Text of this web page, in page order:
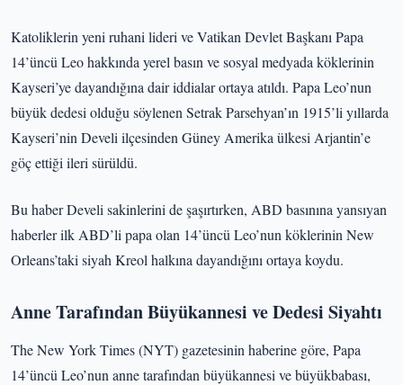
Katoliklerin yeni ruhani lideri ve Vatikan Devlet Başkanı Papa
14’üncü Leo hakkında yerel basın ve sosyal medyada köklerinin
Kayseri’ye dayandığına dair iddialar ortaya atıldı. Papa Leo’nun
büyük dedesi olduğu söylenen Setrak Parsehyan’ın 1915’li yıllarda
Kayseri’nin Develi ilçesinden Güney Amerika ülkesi Arjantin’e
göç ettiği ileri sürüldü.
Bu haber Develi sakinlerini de şaşırtırken, ABD basınına yansıyan
haberler ilk ABD’li papa olan 14’üncü Leo’nun köklerinin New
Orleans’taki siyah Kreol halkına dayandığını ortaya koydu.
Anne Tarafından Büyükannesi ve Dedesi Siyahtı
The New York Times (NYT) gazetesinin haberine göre, Papa
14’üncü Leo’nun anne tarafından büyükannesi ve büyükbabası,